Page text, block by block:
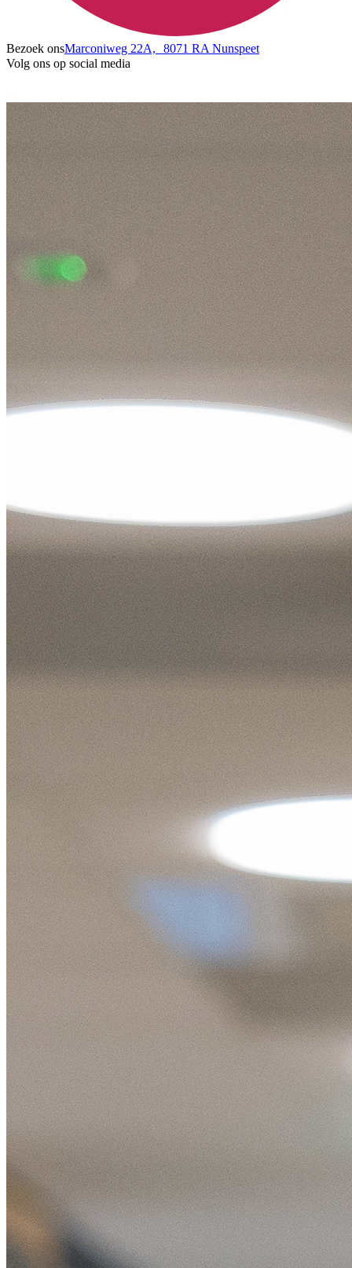
Bezoek onsMarconiweg 22A, 8071 RA Nunspeet
Volg ons op social media